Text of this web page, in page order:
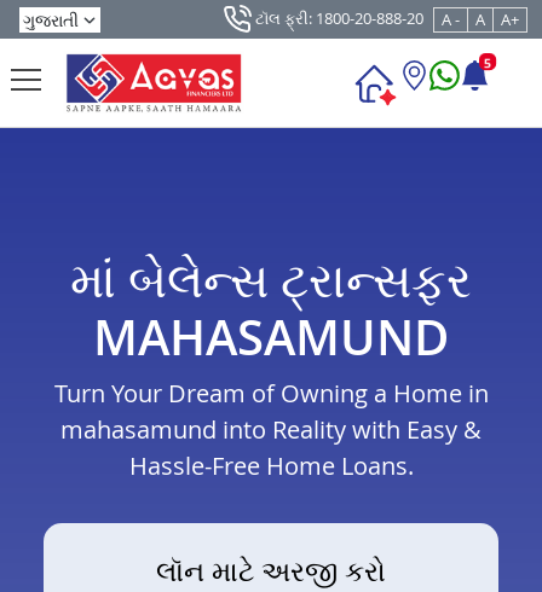
ટૉલ ફ્રી: 1800-20-888-20 A - A A+
5
માં બેલેન્સ ટ્રાન્સફર
MAHASAMUND
Turn Your Dream of Owning a Home in
mahasamund into Reality with Easy &
Hassle-Free Home Loans.
લૉન માટે અરજી કરો